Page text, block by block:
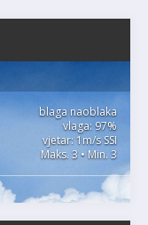
blaga naoblaka
vlaga: 97%
vjetar: 1m/s SSI
Maks. 3 • Min. 3